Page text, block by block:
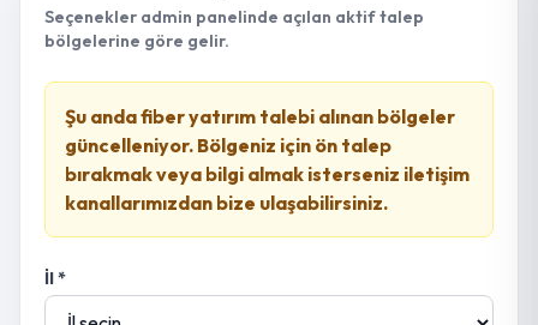
Seçenekler admin panelinde açılan aktif talep
bölgelerine göre gelir.
Şu anda fiber yatırım talebi alınan bölgeler
güncelleniyor. Bölgeniz için ön talep
bırakmak veya bilgi almak isterseniz iletişim
kanallarımızdan bize ulaşabilirsiniz.
İl *